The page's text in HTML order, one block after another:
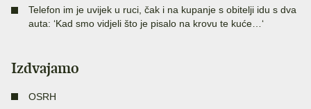
Telefon im je uvijek u ruci, čak i na kupanje s obitelji idu s dva
auta: ‘Kad smo vidjeli što je pisalo na krovu te kuće…‘
Izdvajamo
OSRH